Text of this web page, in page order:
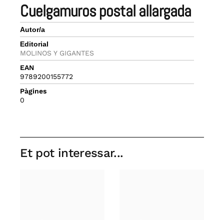
cuelgamuros postal allargada
Autor/a
Editorial
MOLINOS Y GIGANTES
EAN
9789200155772
Pàgines
0
Et pot interessar...